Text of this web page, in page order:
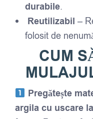
durabile.
Reutilizabil –
folosit de
CUM
Pregătește
argila cu uscare